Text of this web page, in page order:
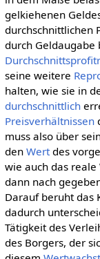
gelkiehenen
durchschnittlichen
durch
seine weitere
halten, wie sie in
durchschnittlich
Preisverhältnissen
muss also über
den Wertdes
wie auch das
dann nach
Darauf beruht das
dadurch
Tätigkeit des
des Borgers, der